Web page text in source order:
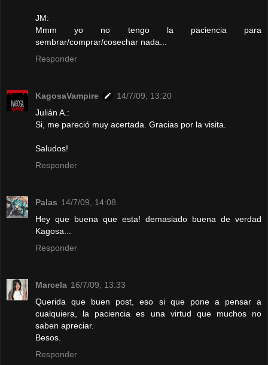
JM:
Mmm yo no tengo la paciencia para
sembrar/comprar/cosechar nada...
Responder
KagosaVampire
14/7/09, 13:20
Julián A.:
Si, me pareció muy acertada. Gracias por la visita.
Saludos!
Responder
Palas 14/7/09, 14:08
Hey que buena que esta! demasiado buena de verdad
Kagosa...
Responder
Marcela 16/7/09, 13:33
Querida que buen post, eso si que pone a pensar a
cualquiera, la paciencia es una virtud que muchos no
saben apreciar.
Besos.
Responder